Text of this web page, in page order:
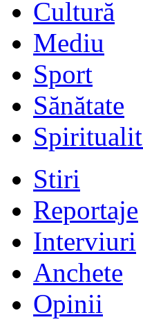
Cultură
Mediu
Sport
Sănătate
Stiri
Reportaje
Interviuri
Anchete
Opinii